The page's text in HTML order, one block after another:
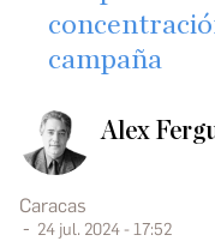
campaña
Alex
Caracas
24 jul. 2024 - 17:52